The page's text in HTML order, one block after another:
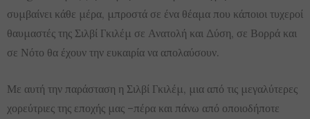
συμβαίνει κάθε μέρα, μπροστά σε ένα θέαμα που κάποιοι τυχεροί
θαυμαστές της Σιλβί Γκιλέμ σε Ανατολή και Δύση, σε Βορρά και
σε Νότο θα έχουν την ευκαιρία να απολαύσουν.
Με αυτή την παράσταση η Σιλβί Γκιλέμ, μια από τις μεγαλύτερες
χορεύτριες της εποχής μας –πέρα και πάνω από οποιοδήποτε